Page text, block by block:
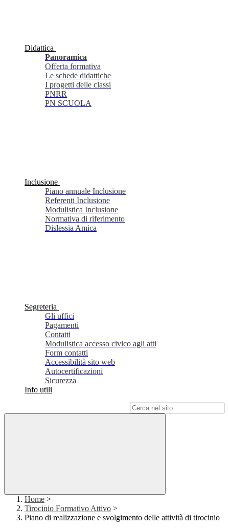
Didattica
Panoramica
Offerta formativa
Le schede didattiche
I progetti delle classi
PNRR
PN SCUOLA
Inclusione
Piano annuale Inclusione
Referenti Inclusione
Modulistica Inclusione
Normativa di riferimento
Dislessia Amica
Segreteria
Gli uffici
Pagamenti
Contatti
Modulistica accesso civico agli atti
Form contatti
Accessibilità sito web
Autocertificazioni
Sicurezza
Info utili
Home >
Tirocinio Formativo Attivo >
Piano di realizzazione e svolgimento delle attività di tirocinio